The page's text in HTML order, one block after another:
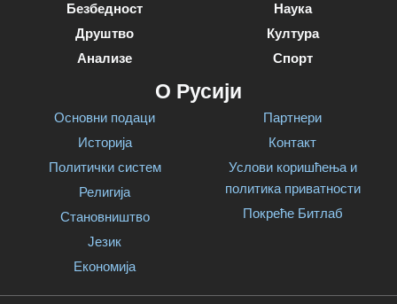
Безбедност
Друштво
Анализе
Наука
Култура
Спорт
О Русији
Основни подаци
Историја
Политички систем
Религија
Становништво
Језик
Економија
Партнери
Контакт
Услови коришћења и
политика приватности
Покреће Битлаб